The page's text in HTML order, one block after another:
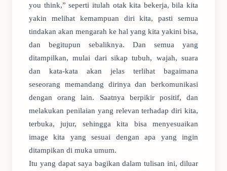
you think,” seperti itulah otak kita bekerja, bila kita
yakin melihat kemampuan diri kita, pasti semua
tindakan akan mengarah ke hal yang kita yakini bisa,
dan begitupun sebaliknya. Dan semua yang
ditampilkan, mulai dari sikap tubuh, wajah, suara
dan kata-kata akan jelas terlihat bagaimana
seseorang memandang dirinya dan berkomunikasi
dengan orang lain. Saatnya berpikir positif, dan
melakukan penilaian yang relevan terhadap diri kita,
terbuka, jujur, sehingga kita bisa menyesuaikan
image kita yang sesuai dengan apa yang ingin
ditampikan di muka umum.
Itu yang dapat saya bagikan dalam tulisan ini, diluar